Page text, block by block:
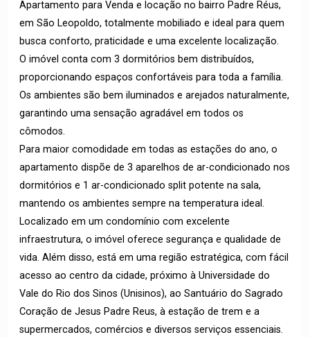
Apartamento para Venda e locação no bairro Padre Réus,
em São Leopoldo, totalmente mobiliado e ideal para quem
busca conforto, praticidade e uma excelente localização.
O imóvel conta com 3 dormitórios bem distribuídos,
proporcionando espaços confortáveis para toda a família.
Os ambientes são bem iluminados e arejados naturalmente,
garantindo uma sensação agradável em todos os
cômodos.
Para maior comodidade em todas as estações do ano, o
apartamento dispõe de 3 aparelhos de ar-condicionado nos
dormitórios e 1 ar-condicionado split potente na sala,
mantendo os ambientes sempre na temperatura ideal.
Localizado em um condomínio com excelente
infraestrutura, o imóvel oferece segurança e qualidade de
vida. Além disso, está em uma região estratégica, com fácil
acesso ao centro da cidade, próximo à Universidade do
Vale do Rio dos Sinos (Unisinos), ao Santuário do Sagrado
Coração de Jesus Padre Reus, à estação de trem e a
supermercados, comércios e diversos serviços essenciais.